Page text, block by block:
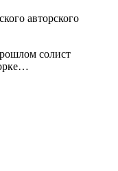
авторского
солист